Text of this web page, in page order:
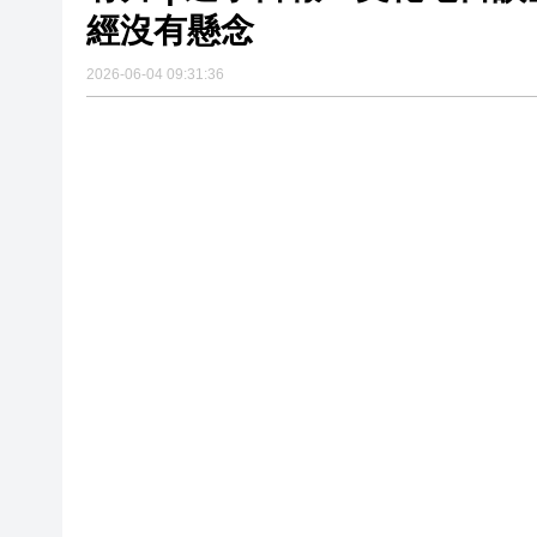
六五環境日江蘇主場活動在南京
有片 | 遼寧日報「文化七日談
經沒有懸念
2026-06-04 09:31:36